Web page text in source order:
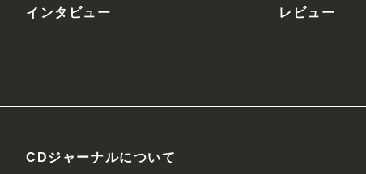
インタビュー レビュー
CDジャーナルについて